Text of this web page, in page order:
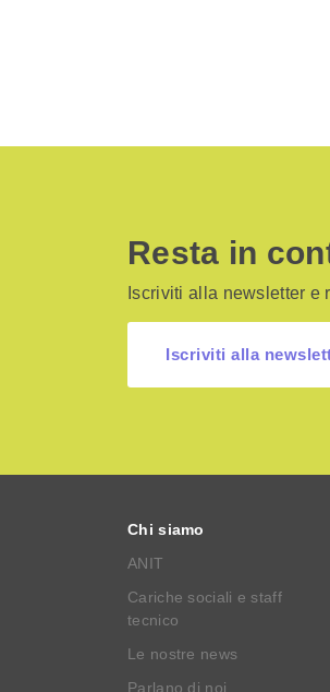
Resta in
Iscriviti alla newsletter e
Iscriviti alla
Chi siamo
ANIT
Cariche sociali e staff
tecnico
Le nostre news
Parlano di noi